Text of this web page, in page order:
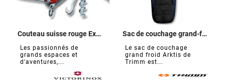
Couteau suisse rouge Explorer
Les passionnés de
grands espaces et
d'aventures,...
Sac de couchage grand-froid Arktis
Le sac de couchage
grand froid Arktis de
Trimm est...